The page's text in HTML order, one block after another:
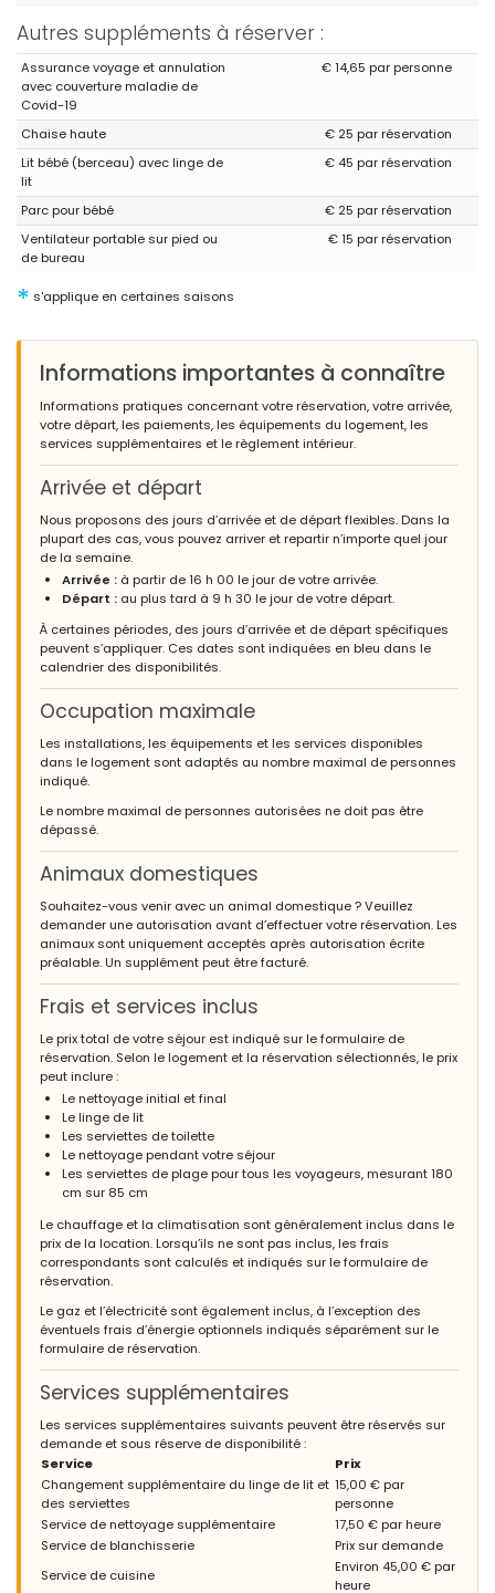
Autres suppléments à réserver :
Assurance voyage et annulation
avec couverture maladie de
Covid-19
€ 14,65 par personne
Chaise haute
€ 25 par réservation
Lit bébé (berceau) avec linge de
lit
€ 45 par réservation
Parc pour bébé
€ 25 par réservation
Ventilateur portable sur pied ou
de bureau
€ 15 par réservation
* s'applique en certaines saisons
Informations importantes à connaître
Informations pratiques concernant votre réservation, votre arrivée,
votre départ, les paiements, les équipements du logement, les
services supplémentaires et le règlement intérieur.
Arrivée et départ
Nous proposons des jours d’arrivée et de départ flexibles. Dans la
plupart des cas, vous pouvez arriver et repartir n’importe quel jour
de la semaine.
Arrivée : à partir de 16 h 00 le jour de votre arrivée.
Départ : au plus tard à 9 h 30 le jour de votre départ.
À certaines périodes, des jours d’arrivée et de départ spécifiques
peuvent s’appliquer. Ces dates sont indiquées en bleu dans le
calendrier des disponibilités.
Occupation maximale
Les installations, les équipements et les services disponibles
dans le logement sont adaptés au nombre maximal de personnes
indiqué.
Le nombre maximal de personnes autorisées ne doit pas être
dépassé.
Animaux domestiques
Souhaitez-vous venir avec un animal domestique ? Veuillez
demander une autorisation avant d’effectuer votre réservation. Les
animaux sont uniquement acceptés après autorisation écrite
préalable. Un supplément peut être facturé.
Frais et services inclus
Le prix total de votre séjour est indiqué sur le formulaire de
réservation. Selon le logement et la réservation sélectionnés, le prix
peut inclure :
Le nettoyage initial et final
Le linge de lit
Les serviettes de toilette
Le nettoyage pendant votre séjour
Les serviettes de plage pour tous les voyageurs, mesurant 180
cm sur 85 cm
Le chauffage et la climatisation sont généralement inclus dans le
prix de la location. Lorsqu’ils ne sont pas inclus, les frais
correspondants sont calculés et indiqués sur le formulaire de
réservation.
Le gaz et l’électricité sont également inclus, à l’exception des
éventuels frais d’énergie optionnels indiqués séparément sur le
formulaire de réservation.
Services supplémentaires
Les services supplémentaires suivants peuvent être réservés sur
demande et sous réserve de disponibilité :
Service
Prix
Changement supplémentaire du linge de lit et
des serviettes
15,00 € par
personne
Service de nettoyage supplémentaire
17,50 € par heure
Service de blanchisserie
Prix sur demande
Service de cuisine
Environ 45,00 € par
heure